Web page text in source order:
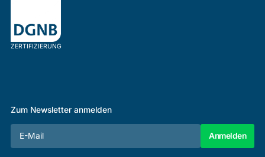
ZERTIFIZIERUNG
Zum Newsletter anmelden